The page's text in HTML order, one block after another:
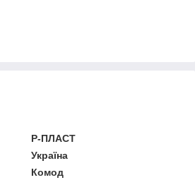
Р-ПЛАСТ
Україна
Комод